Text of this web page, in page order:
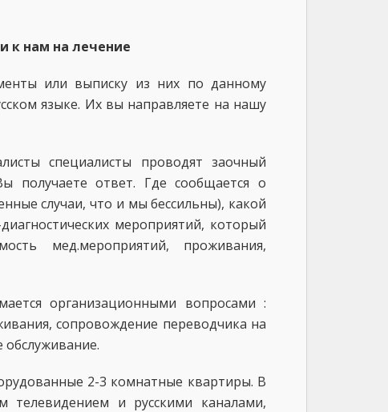
к нам на лечение
или выписку из них по данному
языке. Их вы направляете на нашу
специалисты проводят заочный
получаете ответ. Где сообщается о
случаи, что и мы бессильны), какой
мероприятий, который
мед.мероприятий, проживания,
организационными вопросами :
сопровождение переводчика на
обслуживание.
2-3 комнатные квартиры. В
телевидением и русскими каналами,